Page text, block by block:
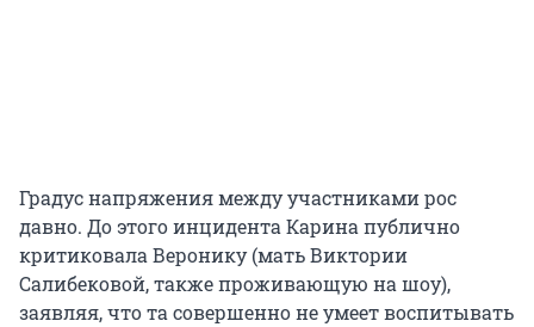
Градус напряжения между участниками рос
давно. До этого инцидента Карина публично
критиковала Веронику (мать Виктории
Салибековой, также проживающую на шоу),
заявляя, что та совершенно не умеет воспитывать